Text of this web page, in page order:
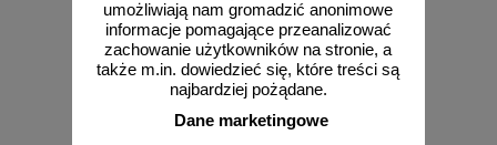
umożliwiają nam gromadzić anonimowe
informacje pomagające przeanalizować
zachowanie użytkowników na stronie, a
także m.in. dowiedzieć się, które treści są
najbardziej pożądane.
Dane marketingowe
od 61,50 zł
50,00 zł netto
od 53,01 zł